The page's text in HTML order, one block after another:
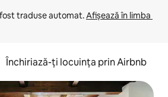
traduse automat. Afișează în limba
Închiriază-ți locuința prin Airbnb